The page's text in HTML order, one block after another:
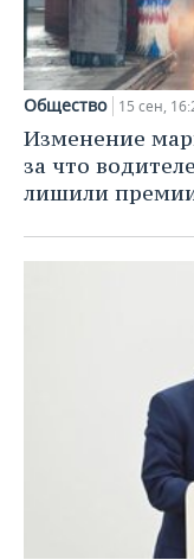
ХОККЕЙ С
ПРОИСШЕСТВИЯ
Общество 15 сен,
Изменение
за что
лишили